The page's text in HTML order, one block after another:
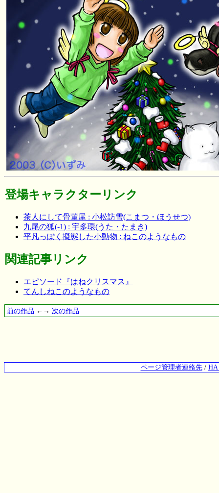
登場キャラクターリンク
茶人にして骨董屋 : 小松訪雪(こまつ・ほうせつ)
九尾の狐(-1) : 宇多環(うた・たまき)
平凡っぽく擬態した小動物 : ねこのようなもの
関連記事リンク
エピソード『はねクリスマス』
てんしねこのようなもの
前の作品 ←→ 次の作品
ページ管理者連絡先/ HA